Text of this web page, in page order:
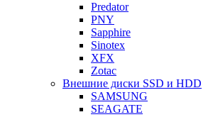
Predator
PNY
Sapphire
Sinotex
XFX
Zotac
Внешние диски SSD и HDD
SAMSUNG
SEAGATE